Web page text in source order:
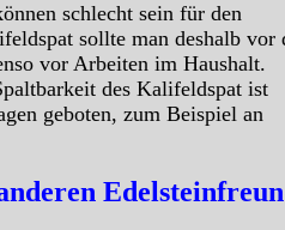
schlecht sein für den
sollte man deshalb vor
vor Arbeiten im Haushalt.
des Kalifeldspat ist
geboten, zum Beispiel an